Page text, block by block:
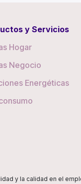
y Servicios
Hogar
Negocio
Energéticas
y la calidad en el